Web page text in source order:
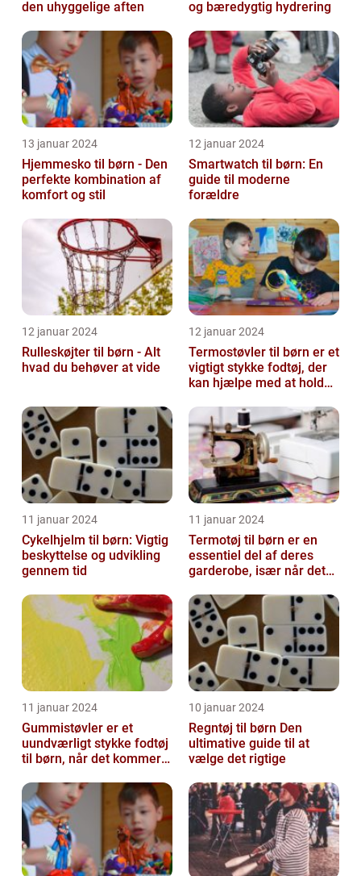
den uhyggelige aften
og bæredygtig hydrering
13 januar 2024
Hjemmesko til børn - Den
perfekte kombination af
komfort og stil
12 januar 2024
Smartwatch til børn: En
guide til moderne
forældre
12 januar 2024
Rulleskøjter til børn - Alt
hvad du behøver at vide
12 januar 2024
Termostøvler til børn er et
vigtigt stykke fodtøj, der
kan hjælpe med at holde
11 januar 2024
Cykelhjelm til børn: Vigtig
beskyttelse og udvikling
gennem tid
11 januar 2024
Termotøj til børn er en
essentiel del af deres
garderobe, især når det
og ak...
11 januar 2024
Gummistøvler er et
uundværligt stykke fodtøj
til børn, når det kommer
opl...
10 januar 2024
Regntøj til børn Den
ultimative guide til at
vælge det rigtige